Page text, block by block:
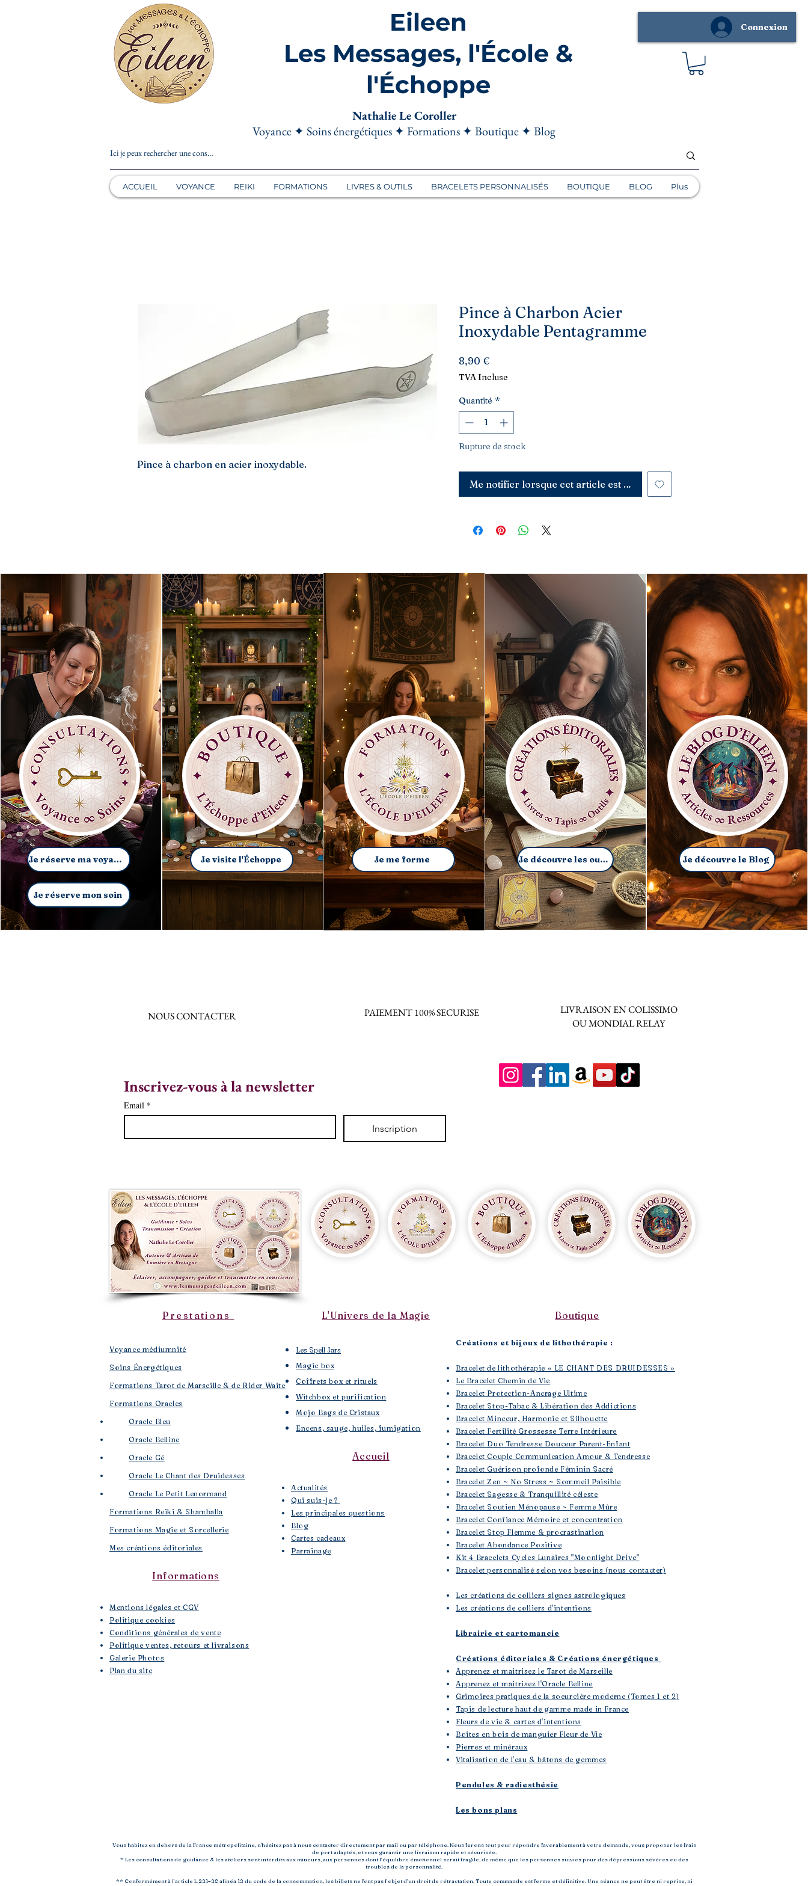
Connexion
Eileen
Les Messages, l'École &
l'Échoppe
Nathalie Le Coroller
Voyance ✦ Soins énergétiques ✦ Formations ✦ Boutique ✦ Blog
ACCUEIL VOYANCE REIKI FORMATIONS LIVRES & OUTILS BRACELETS PERSONNALISÉS BOUTIQUE BLOG Plus
Pince à charbon en acier inoxydable.
Pince à Charbon Acier
Inoxydable Pentagramme
8,90 €Prix
TVA Incluse
Quantité *
Rupture de stock
Me notifier lorsque cet article est disponible
Je réserve ma voyance
Je réserve mon soin
Je visite l'Échoppe Je me forme Je découvre les outils Je découvre le Blog
NOUS CONTACTER PAIEMENT 100% SECURISE
LIVRAISON EN COLISSIMO
OU MONDIAL RELAY
Inscrivez-vous à la newsletter
Email *
Inscription
Prestations
Voyance médiumnité
Soins Énergétiques
Formations Tarot de Marseille & de Rider Waite
Formations Oracles
Oracle Bleu
Oracle Belline
Oracle Gé
​Oracle Le Chant des Druidesses​
Oracle Le Petit Lenormand​
Formations Reiki & Shamballa
Formations Magie et Sorcellerie
Mes créations éditoriales
L'Univers de la Magie
Les Spell Jars
Magic box
Coffrets box et rituels
Witchbox et purification
Mojo Bags de Cristaux
Encens, sauge, huiles, fumigation
Accueil
​Actualités
Qui suis-je ?
Les principales questions
Blog
Cartes cadeaux
Parrainage
Informations
Mentions légales et CGV
Politique cookies
Conditions générales de vente
Politique ventes, retours et livraisons
Galerie Photos
Plan du site
Boutique​
Créations et bijoux de lithothérapie :
Bracelet de lithothérapie « LE CHANT DES DRUIDESSES »
Le Bracelet Chemin de Vie
Bracelet Protection-Ancrage Ultime
Bracelet Stop-Tabac & Libération des Addictions
Bracelet Minceur, Harmonie et Silhouette
Bracelet Fertilité Grossesse Terre Intérieure
Bracelet Duo Tendresse Douceur Parent-Enfant
Bracelet Couple Communication Amour & Tendresse
Bracelet Guérison profonde Féminin Sacré
Bracelet Zen ~ No Stress ~ Sommeil Paisible
Bracelet Sagesse & Tranquillité céleste
Bracelet Soutien Ménopause ~ Femme Mûre
Bracelet Confiance Mémoire et concentration
Bracelet Stop Flemme & procrastination
Bracelet Abondance Positive
Kit 4 Bracelets Cycles Lunaires "Moonlight Drive"
Bracelet personnalisé selon vos besoins (nous contacter)
Les créations de colliers signes astrologiques
Les créations de colliers d'intentions
Librairie et cartomancie
Créations éditoriales & Créations énergétiques
Apprenez et maitrisez le Tarot de Marseille
Apprenez et maitrisez l'Oracle Belline
Grimoires pratiques de la soeurcière moderne (Tomes 1 et 2)
Tapis de lecture haut de gamme made in France
Fleurs de vie & cartes d'intentions
Boites en bois de manguier Fleur de Vie
Pierres et minéraux
Vitalisation de l'eau & bâtons de gemmes
Pendules & radiesthésie
Les bons plans
Vous habitez en dehors de la France métropolitaine, n'hésitez pas à nous contacter directement par mail ou par téléphone. Nous ferons tout pour répondre favorablement à votre demande, vous proposer les frais
de port adaptés, et vous garantir une livraison rapide et sécurisée.
* Les consultations de guidance & les ateliers sont interdits aux mineurs, aux personnes dont l’équilibre émotionnel serait fragile, de même que les personnes suivies pour des dépressions sévères ou des
troubles de la personnalité.
** Conformément à l’article L.221–28 alinéa 12 du code de la consommation, les billets ne font pas l’objet d’un droit de rétractation. Toute commande est ferme et définitive. Une séance ne peut être ni reprise, ni